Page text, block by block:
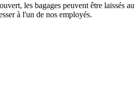
les bagages peuvent être laissés au
à l'un de nos employés.